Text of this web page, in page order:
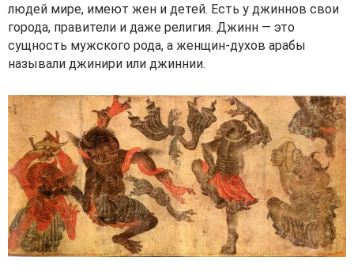
людей мире, имеют жен и детей. Есть у джиннов свои
города, правители и даже религия. Джинн — это
сущность мужского рода, а женщин-духов арабы
называли джинири или джиннии.